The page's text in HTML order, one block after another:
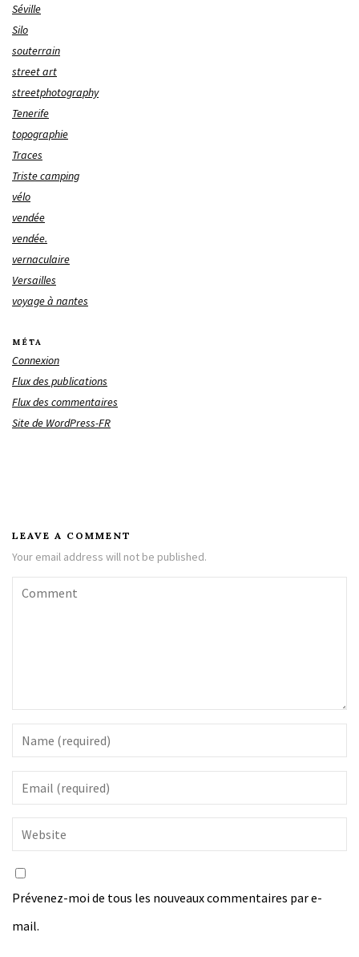
Séville
Silo
souterrain
street art
streetphotography
Tenerife
topographie
Traces
Triste camping
vélo
vendée
vendée.
vernaculaire
Versailles
voyage à nantes
MÉTA
Connexion
Flux des publications
Flux des commentaires
Site de WordPress-FR
LEAVE A COMMENT
Your email address will not be published.
Prévenez-moi de tous les nouveaux commentaires par e-
mail.